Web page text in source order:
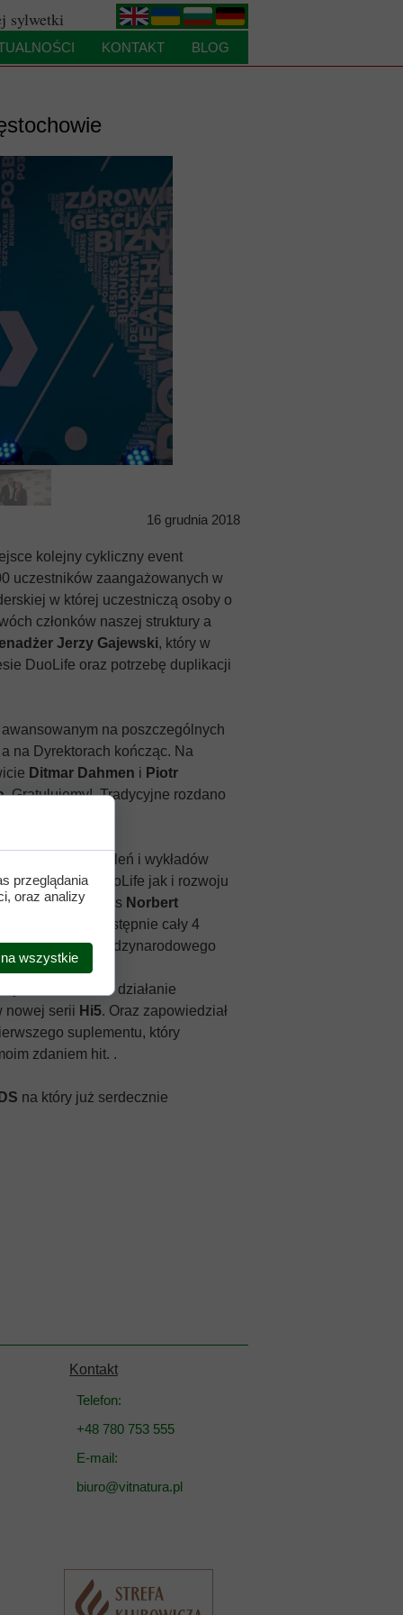
.
.
.
sylwetki
KONTAKT BLOG
16 grudnia 2018
kolejny cykliczny event
uczestników zaangażowanych w
w której uczestniczą osoby o
członków naszej struktury a
Jerzy Gajewski, który w
DuoLife oraz potrzebę duplikacji
na poszczególnych
na Dyrektorach kończąc. Na
Ditmar Dahmen i Piotr
Gratulujemy!. Tradycyjne rozdano
cykl szkoleń i wykładów
przez DuoLife jak i rozwoju
miał wiceprezes Norbert
firmy, a następnie cały 4
plany międzynarodowego
omówił skład i działanie
nowej serii Hi5. Oraz zapowiedział
suplementu, który
zdaniem hit. .
na który już serdecznie
Przycisk
Kontakt
Telefon:
+48 780 753 555
E-mail:
biuro@vitnatura.pl
przeglądania
oraz analizy
wszystkie